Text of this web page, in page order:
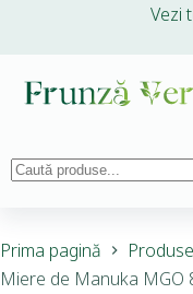
Vezi
Prima pagină
Miere de Manuka MGO